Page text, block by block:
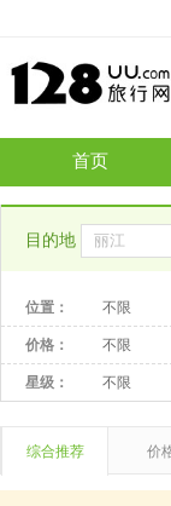
首页
目的地
位置： 不限
价格： 不限
星级： 不限
综合推荐 价